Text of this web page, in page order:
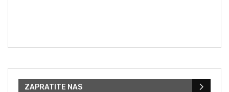
ZAPRATITE NAS